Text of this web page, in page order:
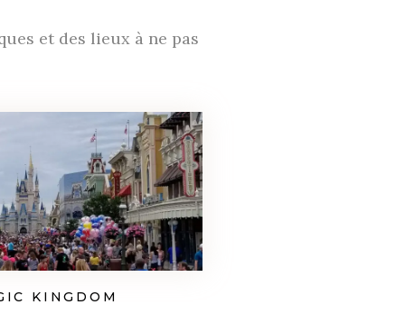
et des lieux à ne pas
KINGDOM